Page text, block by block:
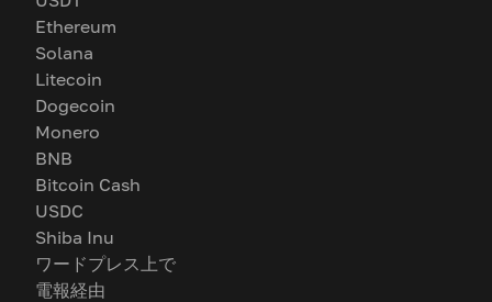
Ethereum
Solana
Litecoin
Dogecoin
Monero
BNB
Bitcoin Cash
USDC
Shiba Inu
ワードプレス上で
電報経由